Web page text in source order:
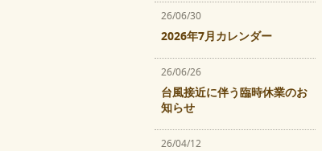
26/06/30
2026年7月カレンダー
26/06/26
台風接近に伴う臨時休業のお
知らせ
26/04/12